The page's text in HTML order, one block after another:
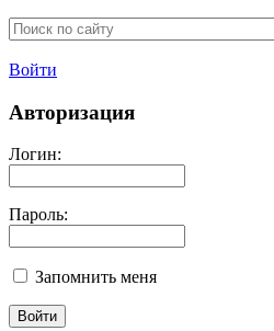
Войти
Авторизация
Логин:
Пароль:
Запомнить меня